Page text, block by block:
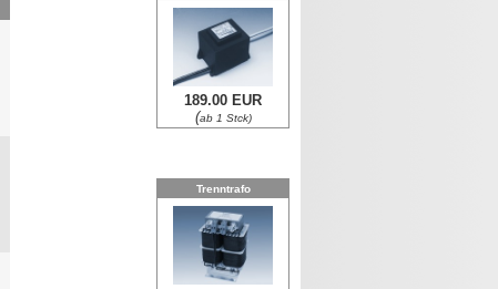
189.00 EUR
(ab 1 Stck)
Trenntrafo